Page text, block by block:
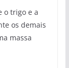
o trigo e a
os demais
massa